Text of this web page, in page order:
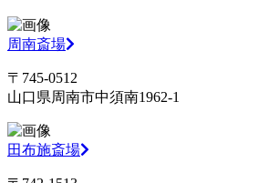
周南斎場
〒745-0512
山口県周南市中須南1962-1
田布施斎場